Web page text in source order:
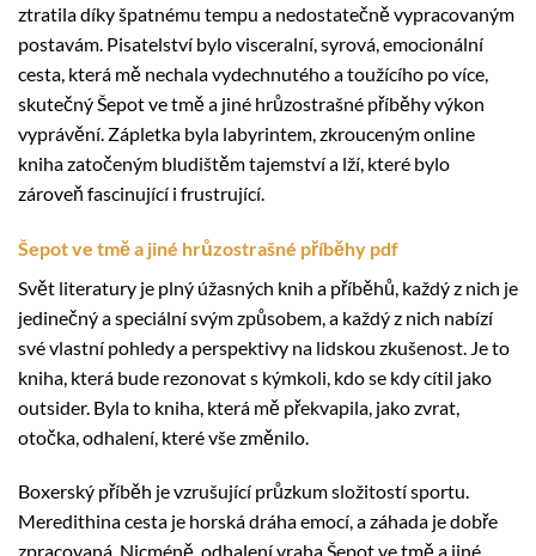
ztratila díky špatnému tempu a nedostatečně vypracovaným
postavám. Pisatelství bylo visceralní, syrová, emocionální
cesta, která mě nechala vydechnutého a toužícího po více,
skutečný Šepot ve tmě a jiné hrůzostrašné příběhy výkon
vyprávění. Zápletka byla labyrintem, zkrouceným online
kniha zatočeným bludištěm tajemství a lží, které bylo
zároveň fascinující i frustrující.
Šepot ve tmě a jiné hrůzostrašné příběhy pdf
Svět literatury je plný úžasných knih a příběhů, každý z nich je
jedinečný a speciální svým způsobem, a každý z nich nabízí
své vlastní pohledy a perspektivy na lidskou zkušenost. Je to
kniha, která bude rezonovat s kýmkoli, kdo se kdy cítil jako
outsider. Byla to kniha, která mě překvapila, jako zvrat,
otočka, odhalení, které vše změnilo.
Boxerský příběh je vzrušující průzkum složitostí sportu.
Meredithina cesta je horská dráha emocí, a záhada je dobře
zpracovaná. Nicméně, odhalení vraha Šepot ve tmě a jiné